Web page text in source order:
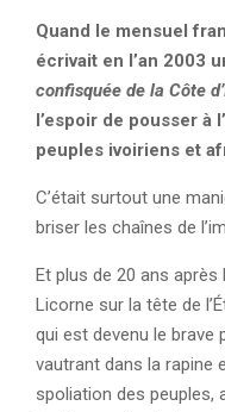
Quand le mensuel
écrivait en l’an 2003
confisquée de la Côte
l’espoir de pousser à
peuples ivoiriens et
C’était surtout une
briser les chaînes de
Et plus de 20 ans
Licorne sur la tête de
qui est devenu le brave
vautrant dans la rapine
spoliation des peuples,